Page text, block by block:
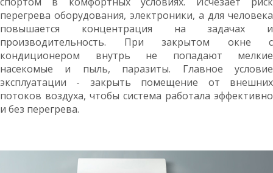
перегрева оборудования, электроники, а для человека
повышается концентрация на задачах и
производительность. При закрытом окне с
кондиционером внутрь не попадают мелкие
насекомые и пыль, паразиты. Главное условие
эксплуатации - закрыть помещение от внешних
потоков воздуха, чтобы система работала эффективно
и без перегрева.